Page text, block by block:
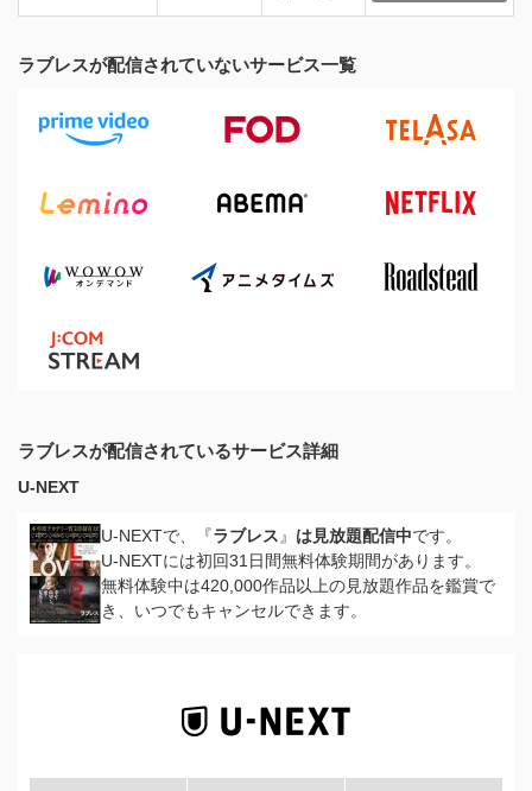
ラブレスが配信されていないサービス一覧
ラブレスが配信されているサービス詳細
U-NEXT
U-NEXTで、『ラブレス 』 は見放題配信中です。
U-NEXTには初回31日間無料体験期間があります。
無料体験中は420,000作品以上の見放題作品を鑑賞で
き、いつでもキャンセルできます。